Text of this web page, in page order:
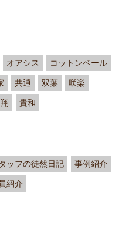
オアシス コットンベール
共通 双葉 咲楽
翔 貴和
ッフの徒然日記 事例紹介
紹介